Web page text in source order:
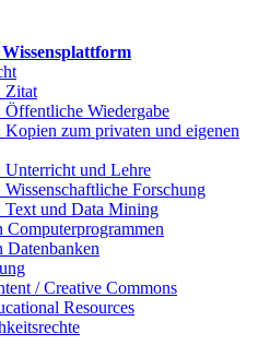
Wissensplattform
Zitat
Öffentliche Wiedergabe
zum privaten und eigenen
Unterricht und Lehre
Forschung
Text und Data Mining
Computerprogrammen
Datenbanken
/ Creative Commons
Resources